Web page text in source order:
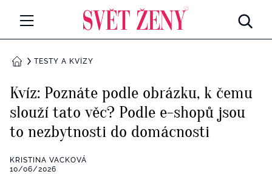
Všechny kategorie
Rozhovory
RETROHUBKY
Všechny kategorie
DOMŮTESTY A KVÍZY
Kvíz: Poznáte podle obrázku, k čemu
slouží tato věc? Podle e-shopů jsou
to nezbytnosti do domácnosti
KRISTINA VACKOVÁ
10/06/2026